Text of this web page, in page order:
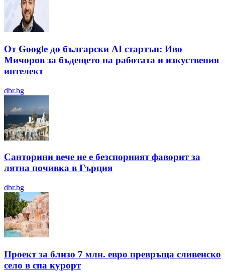
От Google до български AI стартъп: Иво
Мичоров за бъдещето на работата и изкуствения
интелект
dbr.bg
Санторини вече не е безспорният фаворит за
лятна почивка в Гърция
dbr.bg
Проект за близо 7 млн. евро превръща сливенско
село в спа курорт